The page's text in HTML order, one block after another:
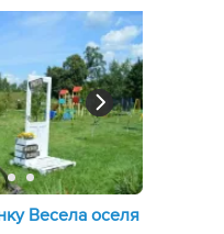
Весела оселя